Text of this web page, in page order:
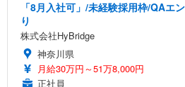
「8月入社可」/未経験採用枠/QAエ
り
株式会社HyBridge
神奈川県
月給30万円～51万8,000円
正社員